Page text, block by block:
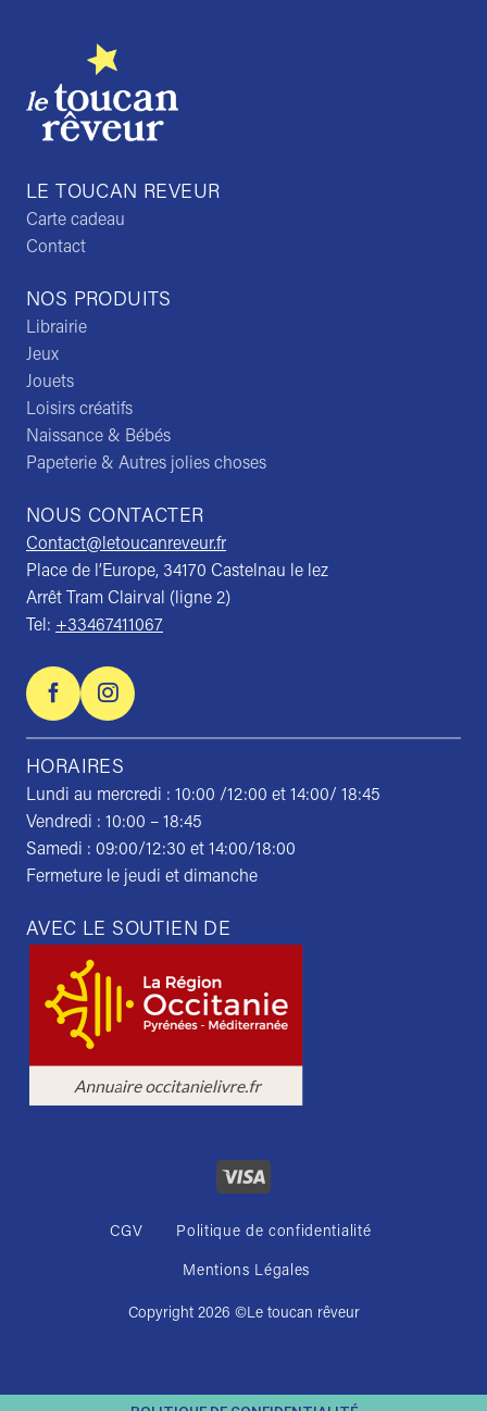
NOS PRODUITS
Librairie
Jeux
Jouets
Loisirs créatifs
Naissance & Bébés
Papeterie & Autres jolies choses
NOUS CONTACTER
Contact@letoucanreveur.fr
Place de l’Europe, 34170 Castelnau le lez
Arrêt Tram Clairval (ligne 2)
Tel: +33467411067
HORAIRES
Lundi au mercredi : 10:00 /12:00 et 14:00/ 18:45
Vendredi : 10:00 – 18:45
Samedi : 09:00/12:30 et 14:00/18:00
Fermeture le jeudi et dimanche
LE TOUCAN REVEUR
Carte cadeau
Contact
AVEC LE SOUTIEN DE
CGV Politique de confidentialité
Mentions Légales
Copyright 2026 ©Le toucan rêveur